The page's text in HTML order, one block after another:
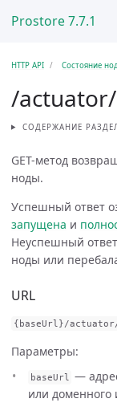
Prostore 7.7.1
HTTP API Состояние
/
СОДЕРЖАНИЕ
GET-метод
ноды.
Успешный ответ
запущена и
Неуспешный
ноды или
URL
{ baseUrl }/actuator
Параметры:
baseUrl —
или